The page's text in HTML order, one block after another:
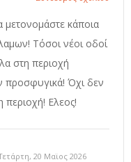
κάποια
Τόσοι νέοι οδοί
στη περιοχή
προσφυγικά! Όχι δεν
περιοχή! Ελεος!
20 Μαϊος 2026